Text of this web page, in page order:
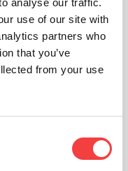
analyse our traffic.
use of our site with
partners who
that you’ve
from your use